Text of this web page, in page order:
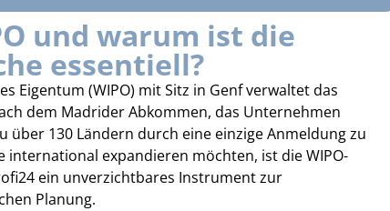
und warum ist die
essentiell?
Eigentum (WIPO) mit Sitz in Genf verwaltet das
dem Madrider Abkommen, das Unternehmen
über 130 Ländern durch eine einzige Anmeldung zu
international expandieren möchten, ist die WIPO-
ein unverzichtbares Instrument zur
Planung.